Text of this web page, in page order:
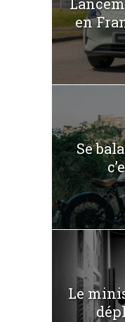
en
Se
Le